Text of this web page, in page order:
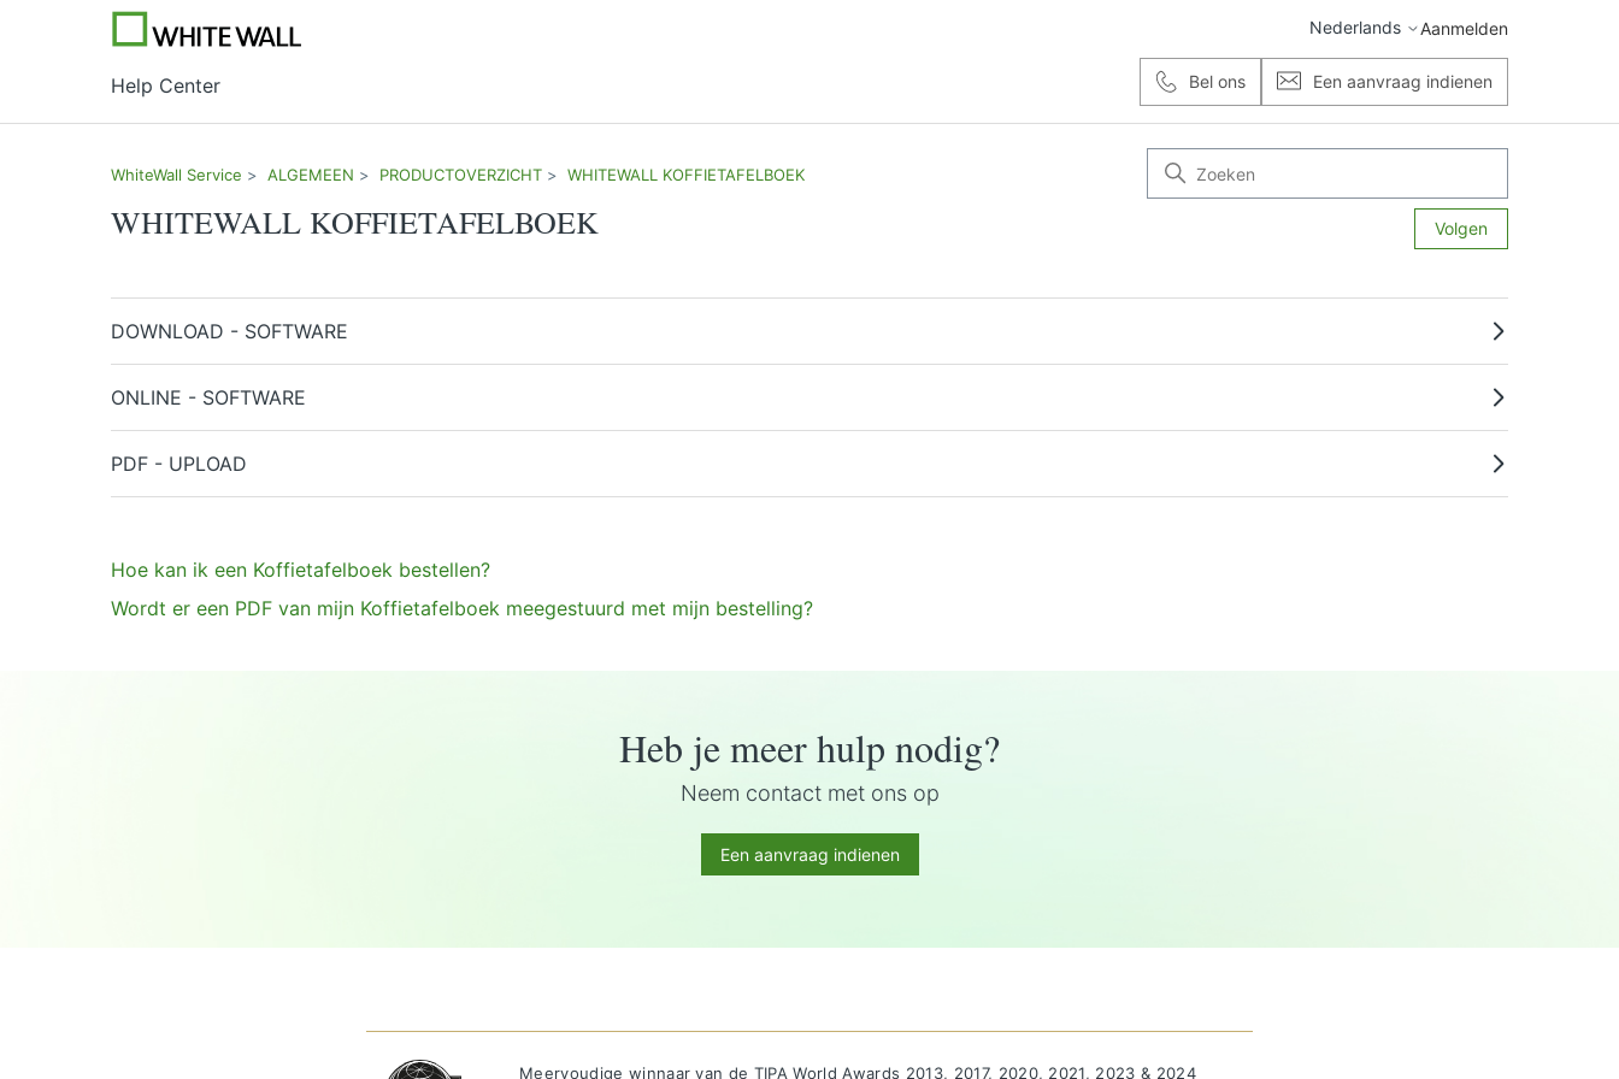
Nederlands Aanmelden
Help Center Bel ons Een aanvraag indienen
WhiteWall Service ALGEMEEN PRODUCTOVERZICHT WHITEWALL KOFFIETAFELBOEK
WHITEWALL KOFFIETAFELBOEK Volgen
Instructies en FAQ voor de online editor + PDF uploaden
DOWNLOAD - SOFTWARE
ONLINE - SOFTWARE
PDF - UPLOAD
Hoe kan ik een Koffietafelboek bestellen?
Wordt er een PDF van mijn Koffietafelboek meegestuurd met mijn bestelling?
Heb je meer hulp nodig?
Neem contact met ons op
Een aanvraag indienen
Meervoudige winnaar van de TIPA World Awards 2013, 2017, 2020, 2021, 2023 & 2024